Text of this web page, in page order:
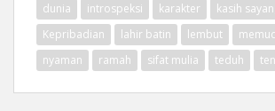
dunia
introspeksi karakter kasih
Kepribadian
lahir batin lembut
nyaman
ramah sifat mulia teduh